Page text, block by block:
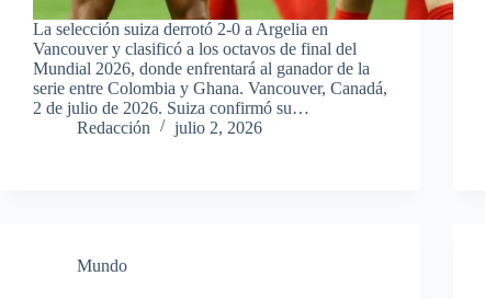
La selección suiza derrotó 2-0 a Argelia en
Vancouver y clasificó a los octavos de final del
Mundial 2026, donde enfrentará al ganador de la
serie entre Colombia y Ghana. Vancouver, Canadá,
2 de julio de 2026. Suiza confirmó su…
Redacción
julio 2, 2026
Mundo